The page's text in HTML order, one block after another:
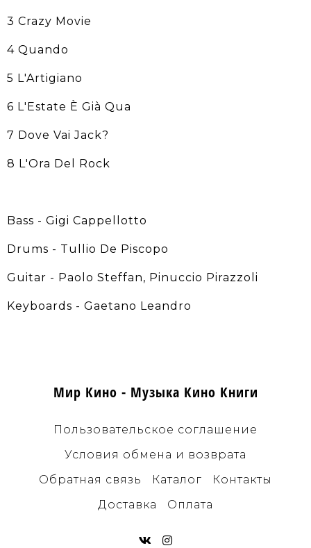
3 Crazy Movie
4 Quando
5 L'Artigiano
6 L'Estate È Già Qua
7 Dove Vai Jack?
8 L'Ora Del Rock
Bass - Gigi Cappellotto
Drums - Tullio De Piscopo
Guitar - Paolo Steffan, Pinuccio Pirazzoli
Keyboards - Gaetano Leandro
Мир Кино - Музыка Кино Книги
Пользовательское соглашение
Условия обмена и возврата
Обратная связь
Каталог
Контакты
Доставка
Оплата